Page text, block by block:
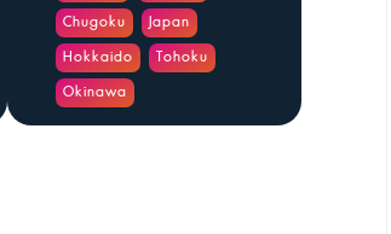
Chugoku
Japan
Hokkaido
Tohoku
Okinawa